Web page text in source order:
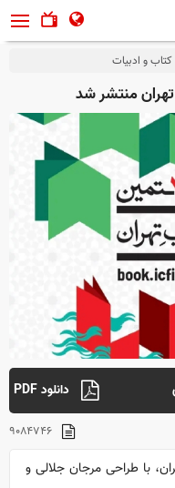
کتاب و ادبیات
منتشر شد
دانلود PDF
۹۰۸۴۷۴۶
با طراحی مرجان جلالی و